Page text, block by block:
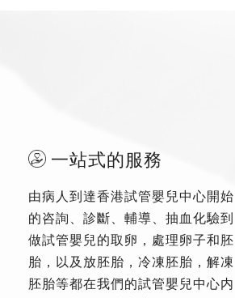
一站式的服務
由病人到達香港試管嬰兒中心開始
的咨詢、診斷、輔導、抽血化驗到
做試管嬰兒的取卵，處理卵子和胚
胎，以及放胚胎，冷凍胚胎，解凍
胚胎等都在我們的試管嬰兒中心内